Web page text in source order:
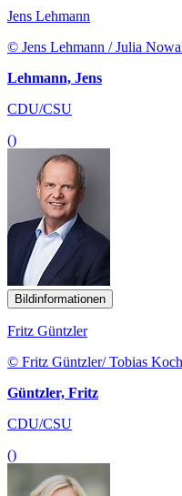
Jens Lehmann
© Jens Lehmann / Julia
Lehmann, Jens
CDU/CSU
()
Bildinformationen
Fritz Güntzler
© Fritz Güntzler/ Tobias Koch
Güntzler, Fritz
CDU/CSU
()